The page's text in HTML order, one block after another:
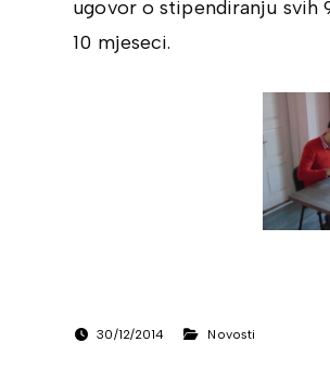
ugovor o stipendiranju svih
10 mjeseci.
30/12/2014 Novosti